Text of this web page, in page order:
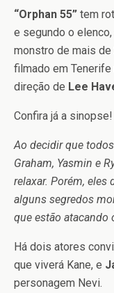
“Orphan 55” tem
e segundo o
monstro de mais
filmado em
direção de Lee
Confira já a sinopse!
Ao decidir que
Graham, Yasmin e
relaxar. Porém, eles
alguns segredos
que estão atacando
Há dois atores
que viverá Kane, e
personagem Nevi.